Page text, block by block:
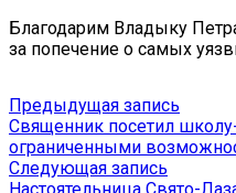
Благодарим Владыку
за попечение о самых
Навигация
по
записям
Предыдущая запись
Священник посетил
ограниченными
Следующая запись
запись: